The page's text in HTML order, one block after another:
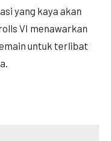
yang kaya akan
VI menawarkan
untuk terlibat